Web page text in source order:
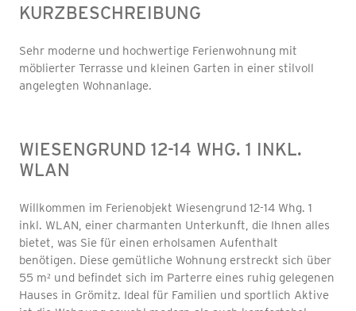
KURZBESCHREIBUNG
Sehr moderne und hochwertige Ferienwohnung mit
möblierter Terrasse und kleinen Garten in einer stilvoll
angelegten Wohnanlage.
WIESENGRUND 12-14 WHG. 1 INKL.
WLAN
Willkommen im Ferienobjekt Wiesengrund 12-14 Whg. 1
inkl. WLAN, einer charmanten Unterkunft, die Ihnen alles
bietet, was Sie für einen erholsamen Aufenthalt
benötigen. Diese gemütliche Wohnung erstreckt sich über
55 m² und befindet sich im Parterre eines ruhig gelegenen
Hauses in Grömitz. Ideal für Familien und sportlich Aktive